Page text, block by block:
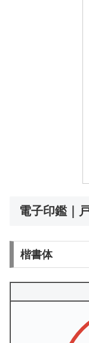
電子印鑑｜
楷書体